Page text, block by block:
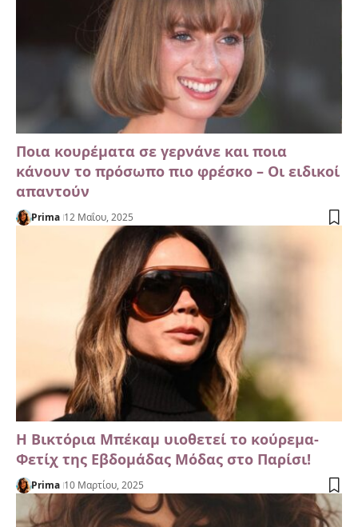
Ποια κουρέματα σε γερνάνε και ποια
κάνουν το πρόσωπο πιο φρέσκο – Οι ειδικοί
απαντούν
Prima 12 Μαΐου, 2025
Η Βικτόρια Μπέκαμ υιοθετεί το κούρεμα-
Φετίχ της Εβδομάδας Μόδας στο Παρίσι!
Prima 10 Μαρτίου, 2025